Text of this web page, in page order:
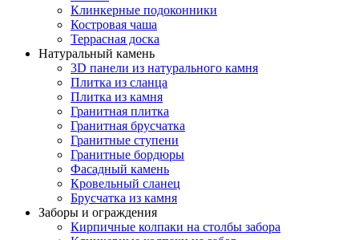
Клинкерные подоконники
Костровая чаша
Террасная доска
Натуральный камень
3D панели из натурального камня
Плитка из сланца
Плитка из камня
Гранитная плитка
Гранитная брусчатка
Гранитные ступени
Гранитные бордюры
Фасадный камень
Кровельный сланец
Брусчатка из камня
Заборы и ограждения
Кирпичные колпаки на столбы забора